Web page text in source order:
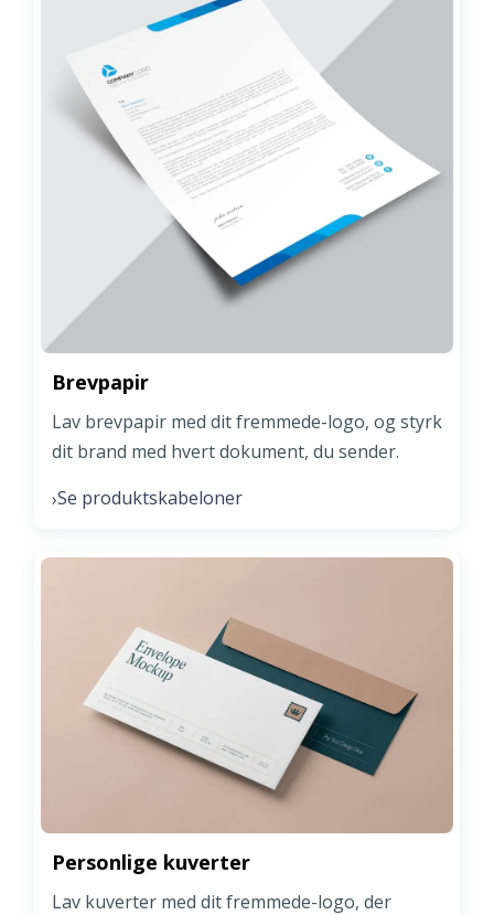
Brevpapir
Lav brevpapir med dit fremmede-logo, og styrk
dit brand med hvert dokument, du sender.
›Se produktskabeloner
Personlige kuverter
Lav kuverter med dit fremmede-logo, der